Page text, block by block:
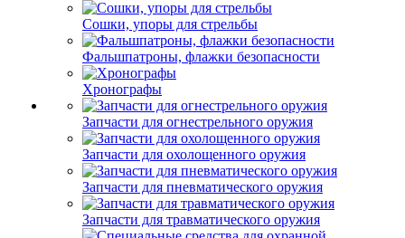
Сошки, упоры для стрельбы
Фальшпатроны, флажки безопасности
Хронографы
Запчасти для огнестрельного оружия
Запчасти для охолощенного оружия
Запчасти для пневматического оружия
Запчасти для травматического оружия